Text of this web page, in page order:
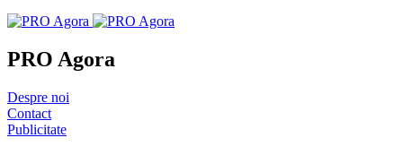
PRO Agora
Despre noi
Contact
Publicitate